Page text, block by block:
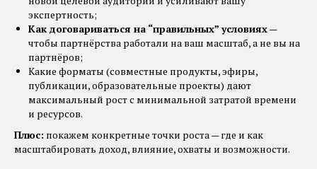
экспертность;
Как договариваться на “правильных” условиях—
чтобы партнёрства работали на ваш масштаб, а не вы на
партнёров;
Какие форматы (совместные продукты, эфиры,
публикации, образовательные проекты) дают
максимальный рост с минимальной затратой времени
и ресурсов.
Плюс: покажем конкретные точки роста — где и как
масштабировать доход, влияние, охваты и возможности.